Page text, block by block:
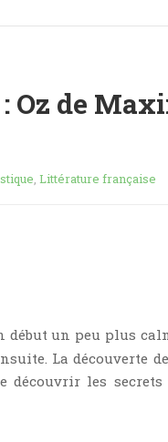
Oz de
, Littérature française
début un peu plus
La découverte de
découvrir les